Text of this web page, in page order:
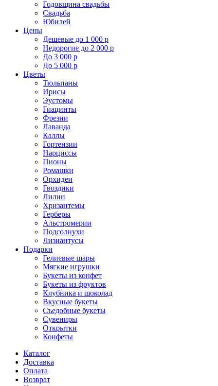
Годовщина свадьбы
Свадьба
Юбилей
Цены
Дешевые до 1 000 р
Недорогие до 2 000 р
До 3 000 р
До 5 000 р
Цветы
Тюльпаны
Ирисы
Эустомы
Гиацинты
Фрезии
Лаванда
Каллы
Гортензии
Нарциссы
Пионы
Ромашки
Орхидеи
Гвоздики
Лилии
Хризантемы
Герберы
Альстромерии
Подсолнухи
Лизиантусы
Подарки
Гелиевые шары
Мягкие игрушки
Букеты из конфет
Букеты из фруктов
Клубника и шоколад
Вкусные букеты
Съедобные букеты
Сувениры
Открытки
Конфеты
Каталог
Доставка
Оплата
Возврат